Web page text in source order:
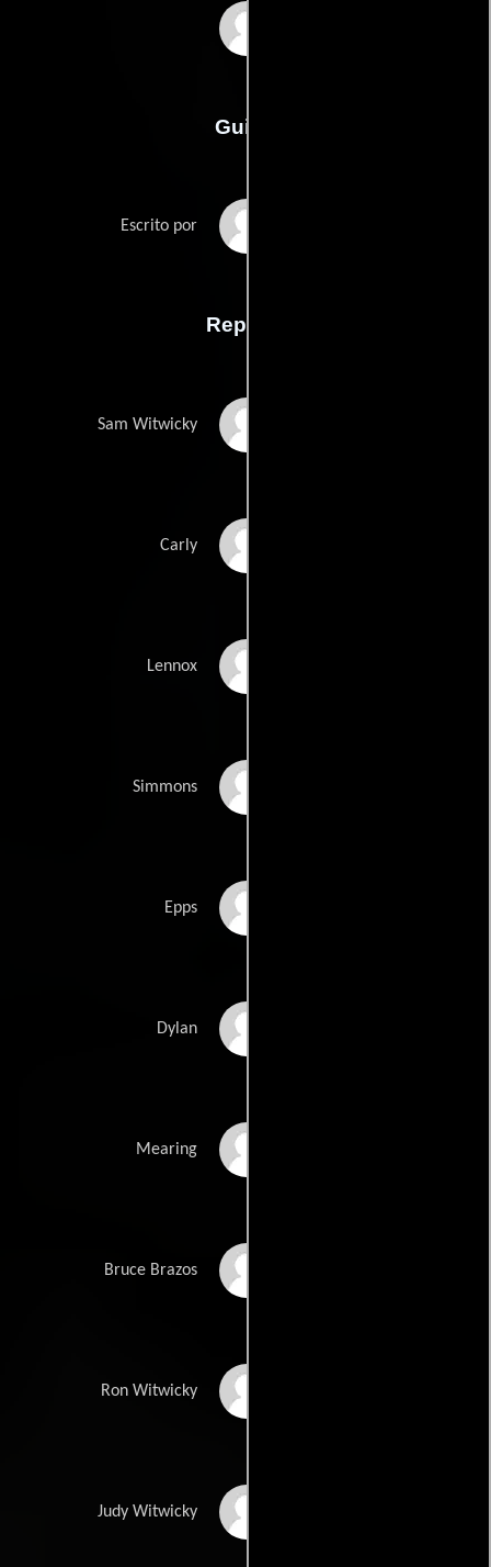
Guión
Escrito por
Reparto
Sam Witwicky
Carly
Lennox
Simmons
Epps
Dylan
Mearing
Bruce Brazos
Ron Witwicky
Judy Witwicky